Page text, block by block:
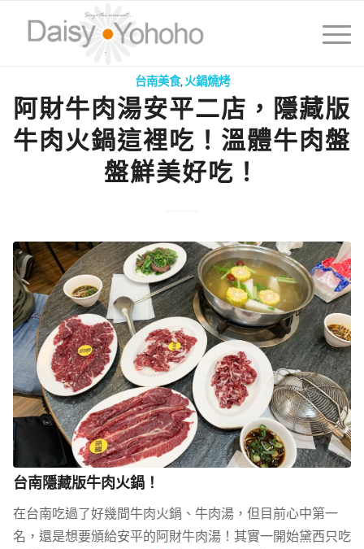
台南美食,火鍋燒烤
阿財牛肉湯安平二店，隱藏版
牛肉火鍋這裡吃！溫體牛肉盤
盤鮮美好吃！
台南隱藏版牛肉火鍋！
在台南吃過了好幾間牛肉火鍋、牛肉湯，但目前心中第一
名，還是想要頒給安平的阿財牛肉湯！其實一開始黛西只吃